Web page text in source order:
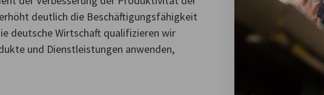
deutlich die Beschäftigungsfähigkeit
deutsche Wirtschaft qualifizieren wir
und Dienstleistungen anwenden,